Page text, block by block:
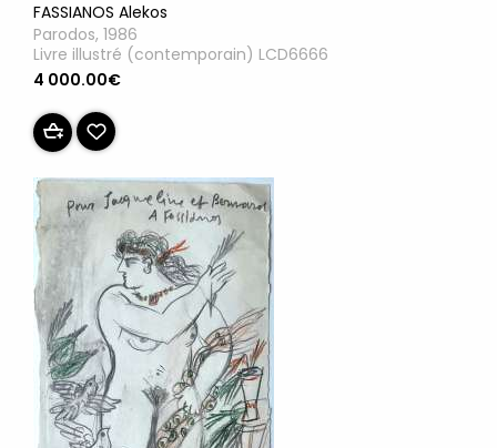
FASSIANOS Alekos
Parodos, 1986
Livre illustré (contemporain) LCD6666
4 000.00€